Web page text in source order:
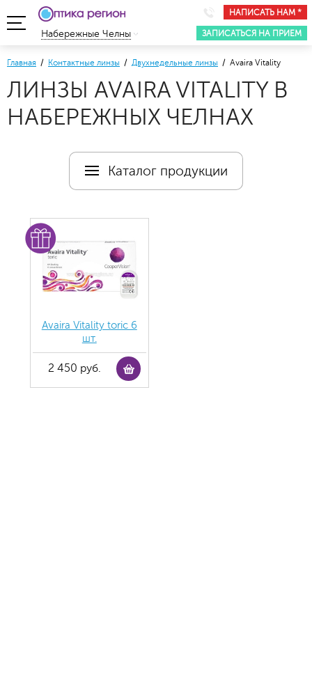
НАПИСАТЬ НАМ *
ЗАПИСАТЬСЯ НА ПРИЕМ
Набережные Челны
Главная / Контактные линзы / Двухнедельные линзы / Avaira Vitality
ЛИНЗЫ AVAIRA VITALITY В
НАБЕРЕЖНЫХ ЧЕЛНАХ
Каталог продукции
Avaira Vitality toric 6
шт.
2 450 руб.